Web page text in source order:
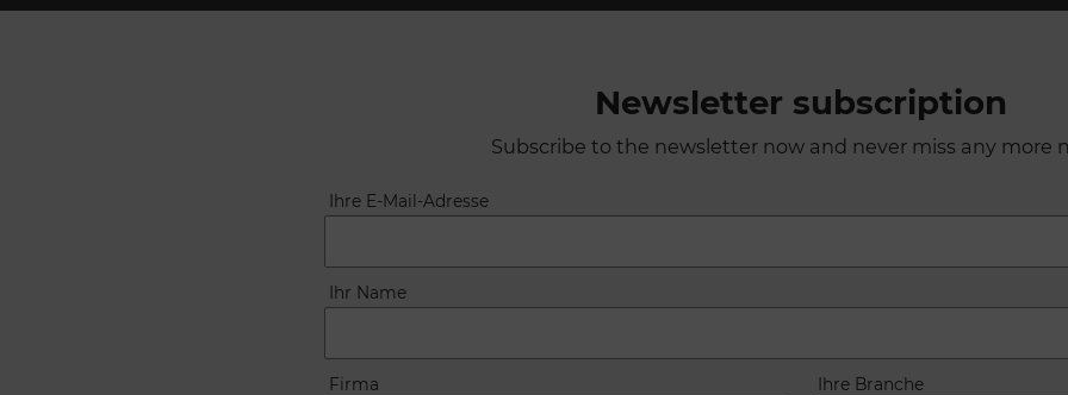
Newsletter subscription
Subscribe to the newsletter now and never miss any more
Ihre E-Mail-Adresse
Ihr Name
Firma Ihre Branche